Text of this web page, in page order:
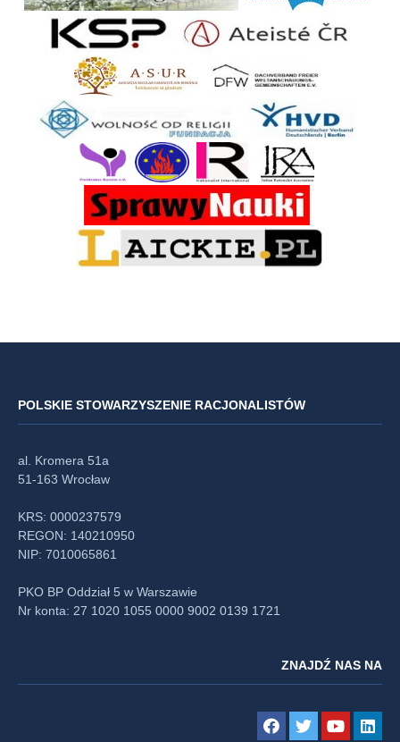
POLSKIE STOWARZYSZENIE RACJONALISTÓW
al. Kromera 51a
51-163 Wrocław
KRS: 0000237579
REGON: 140210950
NIP: 7010065861
PKO BP Oddział 5 w Warszawie
Nr konta: 27 1020 1055 0000 9002 0139 1721
ZNAJDŹ NAS NA